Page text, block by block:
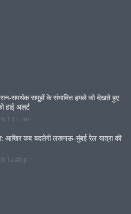
समर्थक समूहों के संभावित हमले को देखते हुए
हाई अलर्ट
1:12 pm
आखिर कब बदलेगी लखनऊ–मुंबई रेल यात्रा की
12:45 pm